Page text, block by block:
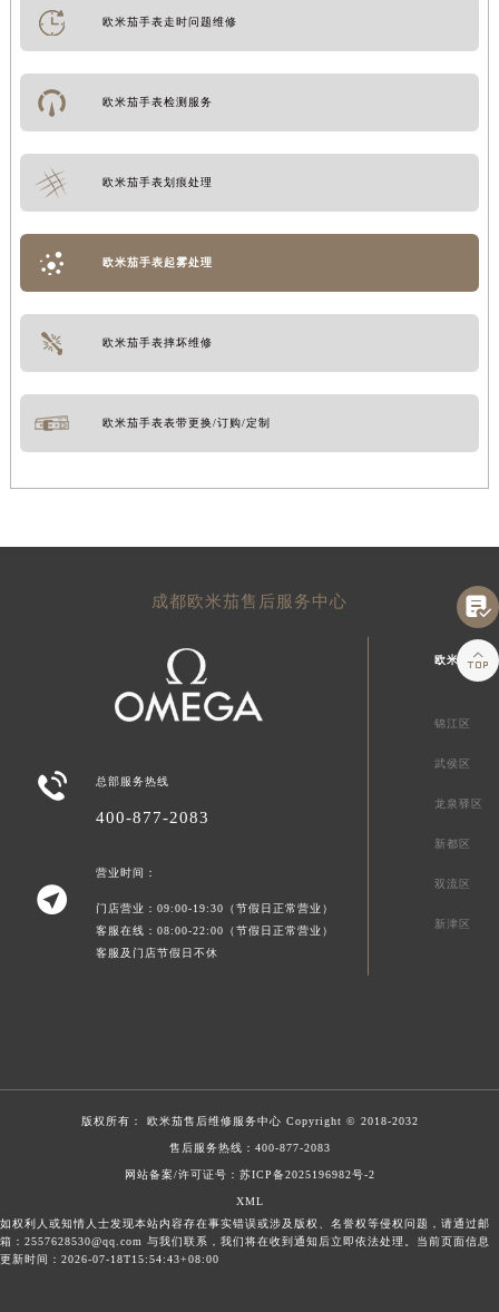
欧米茄手表走时问题维修
欧米茄手表检测服务
欧米茄手表划痕处理
欧米茄手表起雾处理
欧米茄手表摔坏维修
欧米茄手表表带更换/订购/定制
成都欧米茄售后服务中心
 总部服务热线
400-877-2083

营业时间：
门店营业：09:00-19:30（节假日正常营业）
客服在线：08:00-22:00（节假日正常营业）
客服及门店节假日不休
欧米茄成都
锦江区
武侯区
龙泉驿区
新都区
双流区
新津区
版权所有： 欧米茄售后维修服务中心 Copyright © 2018-2032
售后服务热线： 400-877-2083
网站备案/许可证号：苏ICP备2025196982号-2
XML
如权利人或知情人士发现本站内容存在事实错误或涉及版权、名誉权等侵权问题，请通过邮
箱：2557628530@qq.com 与我们联系，我们将在收到通知后立即依法处理。当前页面信息
更新时间：2026-07-18T15:54:43+08:00

